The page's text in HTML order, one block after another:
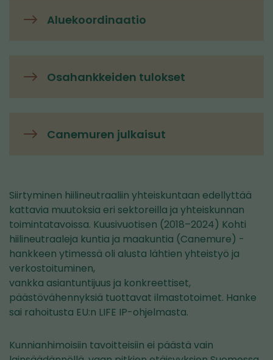
Aluekoordinaatio
Osahankkeiden tulokset
Canemuren julkaisut
Siirtyminen hiilineutraaliin yhteiskuntaan edellyttää
kattavia muutoksia eri sektoreilla ja yhteiskunnan
toimintatavoissa. Kuusivuotisen (2018–2024) Kohti
hiilineutraaleja kuntia ja maakuntia (Canemure) -
hankkeen ytimessä oli alusta lähtien yhteistyö ja
verkostoituminen,
vankka asiantuntijuus ja konkreettiset,
päästövähennyksiä tuottavat ilmastotoimet. Hanke
sai rahoitusta EU:n LIFE IP-ohjelmasta.
Kunnianhimoisiin tavoitteisiin ei päästä vain